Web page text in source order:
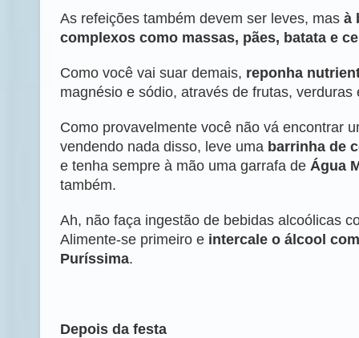
As refeições também devem ser leves, mas à
complexos como massas, pães, batata e
Como você vai suar demais, reponha
magnésio e sódio, através de frutas, verduras
Como provavelmente você não vá encontrar
vendendo nada disso, leve uma barrinha de
e tenha sempre à mão uma garrafa de Água
também.
Ah, não faça ingestão de bebidas alcoólicas
Alimente-se primeiro e intercale o álcool
Puríssima.
Depois da festa